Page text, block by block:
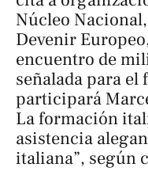
Núcleo Nacional,
Devenir
encuentro de
señalada para el
participará
La formación
asistencia
italiana”, según